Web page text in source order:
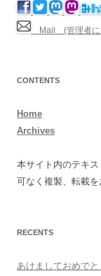
Mail (管理者に
CONTENTS
Home
Archives
本サイト内のテキ
可なく複製、転載を
RECENTS
あけましておめでと